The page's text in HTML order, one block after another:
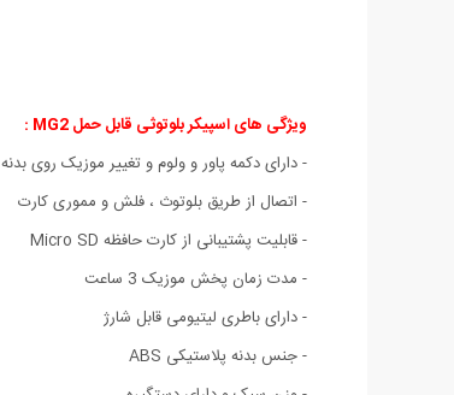
ویژگی های اسپیکر بلوتوثی قابل حمل MG2 :
- دارای دکمه پاور و ولوم و تغییر موزیک روی بدنه
- اتصال از طریق بلوتوث ، فلش و مموری کارت
- قابلیت پشتیبانی از کارت‌ حافظه Micro SD
- مدت زمان پخش موزیک 3 ساعت
- دارای باطری لیتیومی قابل شارژ
- جنس بدنه پلاستیکی ABS